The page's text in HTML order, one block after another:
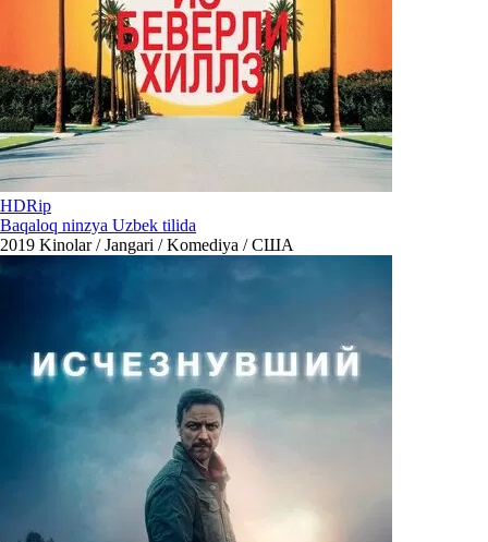
HDRip
Baqaloq ninzya Uzbek tilida
2019 Kinolar / Jangari / Komediya / США